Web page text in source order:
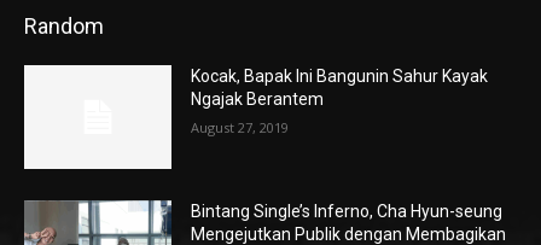
Random
Kocak, Bapak Ini Bangunin Sahur Kayak
Ngajak Berantem
August 27, 2019
Bintang Single’s Inferno, Cha Hyun-seung
Mengejutkan Publik dengan Membagikan